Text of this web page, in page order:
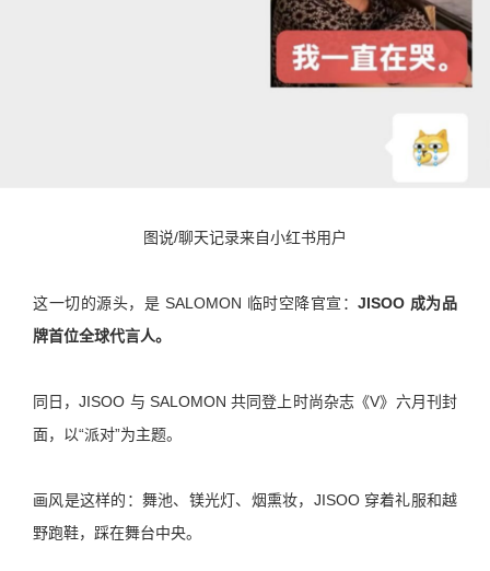
图说/聊天记录来自小红书用户
这一切的源头，是 SALOMON 临时空降官宣：JISOO 成为品
牌首位全球代言人。
同日，JISOO 与 SALOMON 共同登上时尚杂志《V》六月刊封
面，以“派对”为主题。
画风是这样的：舞池、镁光灯、烟熏妆，JISOO 穿着礼服和越
野跑鞋，踩在舞台中央。